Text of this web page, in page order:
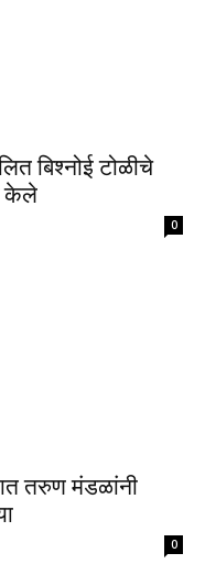
बिश्नोई टोळीचे
केले
0
तरुण मंडळांनी
0